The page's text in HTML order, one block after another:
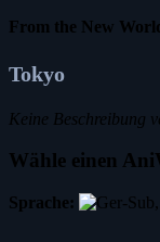
From the New
Tokyo
Keine Beschreibung
Wähle einen
Sprache: